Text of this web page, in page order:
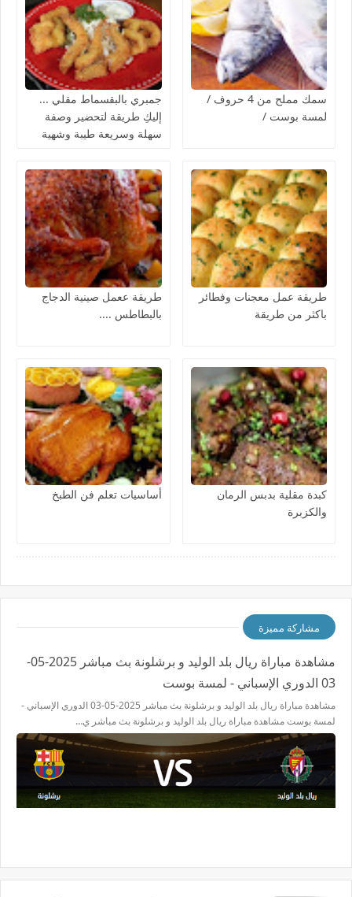
سمك مملح من 4 حروف /
لمسة بوست /
جمبري بالبقسماط مقلي ...
إليكِ طريقة لتحضير وصفة
سهلة وسريعة طيبة وشهية
مقلياً بطبقة مقرمشة ولذيذة
طريقة عمل معجنات وفطائر
باكثر من طريقة
طريقة ععمل صينية الدجاج
بالبطاطس ....
كبدة مقلية بدبس الرمان
والكزبرة
أساسيات تعلم فن الطبخ
مشاركة مميزة
مشاهدة مباراة ريال بلد الوليد و برشلونة بث مباشر 2025-05-
03 الدوري الإسباني - لمسة بوست
مشاهدة مباراة ريال بلد الوليد و برشلونة بث مباشر 2025-05-03 الدوري الإسباني -
لمسة بوست مشاهدة مباراة ريال بلد الوليد و برشلونة بث مباشر ي…